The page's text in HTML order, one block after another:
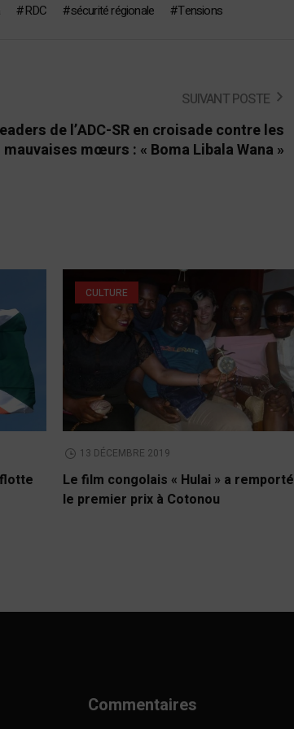
RDC sécurité régionale Tensions
SUIVANT POSTE
de l’ADC-SR en croisade contre les
mauvaises mœurs : « Boma Libala Wana »
CULTURE
13 DÉCEMBRE 2019
Le film congolais « Hulai » a remporté
le premier prix à Cotonou
Commentaires